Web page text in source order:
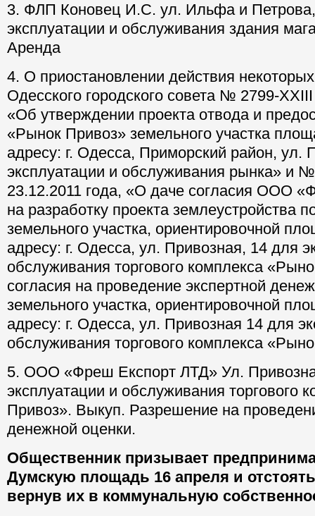
3. ФЛП Коновец И.С. ул. Ильфа и
эксплуатации и обслуживания здания
Аренда
4. О приостановлении действия
Одесского городского совета № 2799-
«Об утверждении проекта отвода и
«Рынок Привоз» земельного участка
адресу: г. Одесса, Приморский район, ул.
эксплуатации и обслуживания рынка» и
23.12.2011 года, «О даче согласия ООО
на разработку проекта землеустройства
земельного участка, ориентировочной
адресу: г. Одесса, ул. Привозная, 14 для
обслуживания торгового комплекса
согласия на проведение экспертной
земельного участка, ориентировочной
адресу: г. Одесса, ул. Привозная 14 для
обслуживания торгового комплекса
5. ООО «Фреш Експорт ЛТД» Ул.
эксплуатации и обслуживания торгового
Привоз». Выкуп. Разрешение на
денежной оценки.
Общественник призывает
Думскую площадь 16 апреля и
вернув их в коммунальную